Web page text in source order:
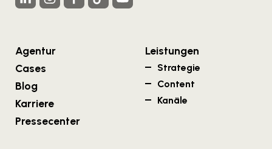
Agentur
Cases
Blog
Karriere
Pressecenter
Leistungen
Strategie
Content
Kanäle